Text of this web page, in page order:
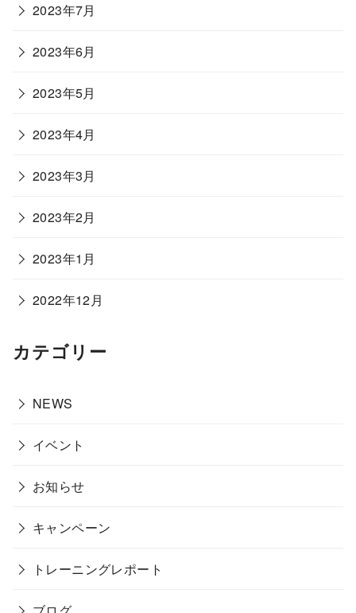
2023年7月
2023年6月
2023年5月
2023年4月
2023年3月
2023年2月
2023年1月
2022年12月
カテゴリー
NEWS
イベント
お知らせ
キャンペーン
トレーニングレポート